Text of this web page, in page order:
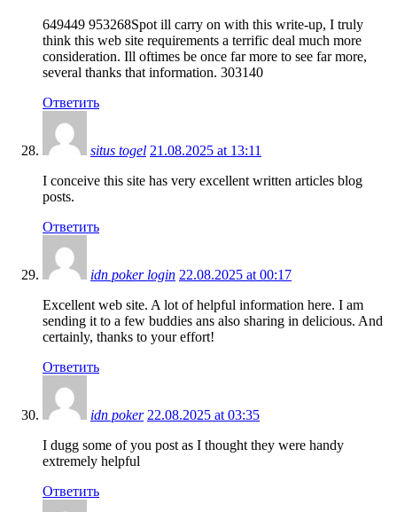
649449 953268Spot ill carry on with this write-up, I truly
think this web site requirements a terrific deal much more
consideration. Ill oftimes be once far more to see far more,
several thanks that information. 303140
Ответить
situs togel 21.08.2025 at 13:11
I conceive this site has very excellent written articles blog
posts.
Ответить
idn poker login 22.08.2025 at 00:17
Excellent web site. A lot of helpful information here. I am
sending it to a few buddies ans also sharing in delicious. And
certainly, thanks to your effort!
Ответить
idn poker 22.08.2025 at 03:35
I dugg some of you post as I thought they were handy
extremely helpful
Ответить